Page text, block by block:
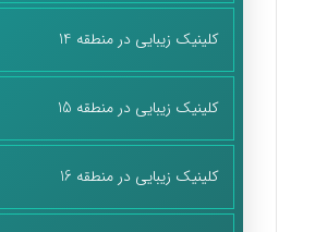
کلینیک زیبایی در منطقه 14
کلینیک زیبایی در منطقه 15
کلینیک زیبایی در منطقه 16